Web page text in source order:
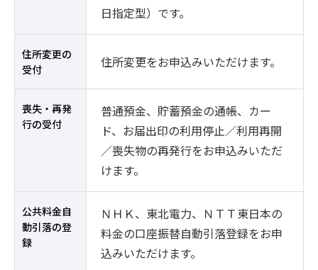
日指定型）です。
住所変更の
受付
住所変更をお申込みいただけます。
喪失・再発
行の受付
普通預金、貯蓄預金の通帳、カー
ド、お届出印の利用停止／利用再開
／喪失物の再発行をお申込みいただ
けます。
公共料金自
動引落の登
録
ＮＨＫ、東北電力、ＮＴＴ東日本の
料金の口座振替自動引落登録をお申
込みいただけます。